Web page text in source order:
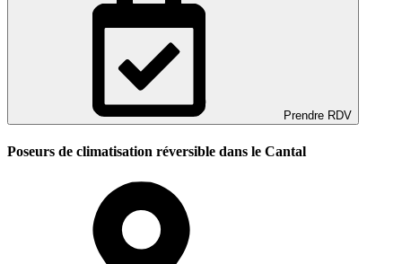
Prendre RDV
Poseurs de climatisation réversible dans le Cantal